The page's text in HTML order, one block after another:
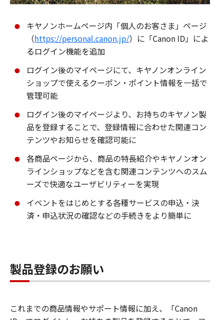
キヤノンホームページ内「個人のお客さま」ページ
（https://personal.canon.jp/）に「Canon ID」によ
るログイン機能を追加
ログイン後のマイページにて、キヤノンオンライン
ショップで使えるクーポン・ポイント情報を一括で
管理可能
ログイン後のマイページより、お持ちのキヤノン製
品を登録することで、登録情報に合わせた関連コン
テンツやお知らせを確認可能に
各商品ページから、商品の特長紹介やキヤノンオン
ラインショップなどを含む関連コンテンツへのスム
ーズで快適なユーザビリティーを実現
イベントをはじめとする各種サービスの申込・決
済・申込状況の確認などの手続きをより簡単に
製品登録のお願い
これまでの商品情報やサポート情報に加え、「Canon